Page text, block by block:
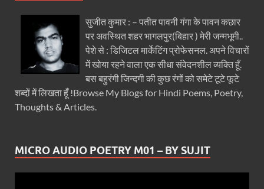
सुजीत कुमार : – पतीत पावनी गंगा के पावन कछार
पर अवस्थित शहर भागलपुर(बिहार ) मेरी जन्मभूमी..
पेशे से : डिजिटल मार्केटिंग प्रोफेसनल. अपने विचारों
में खोया रहने वाला एक सीधा संवेदनशील व्यक्ति हूँ.
बस बहुरंगी जिन्दगी की कुछ रंगों को समेटे टूटे फूटे
शब्दों में लिखता हूँ !Browse My Blogs for Hindi Poems, Poetry,
Thoughts & Articles.
MICRO AUDIO POETRY M01 – BY SUJIT